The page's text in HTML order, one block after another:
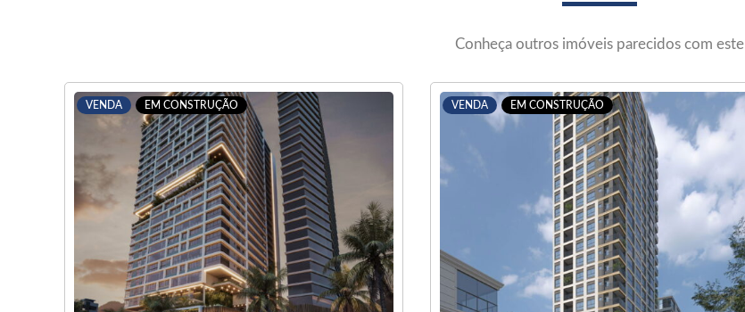
Conheça outros imóveis parecidos com este
VENDA EM CONSTRUÇÃO VENDA EM CONSTRUÇÃO